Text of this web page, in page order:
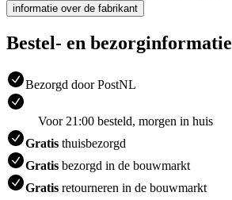
informatie over de fabrikant
Bestel- en bezorginformatie
Bezorgd door PostNL
Voor 21:00 besteld, morgen in huis
Gratis thuisbezorgd
Gratis bezorgd in de bouwmarkt
Gratis retourneren in de bouwmarkt